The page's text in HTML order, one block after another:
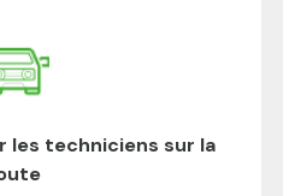
les techniciens sur la